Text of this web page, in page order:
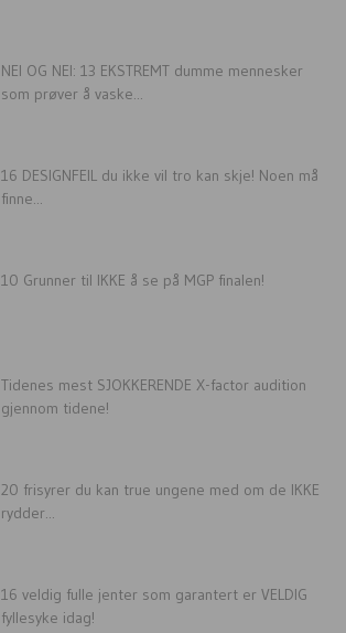
NEI OG NEI: 13 EKSTREMT dumme mennesker
som prøver å vaske...
16 DESIGNFEIL du ikke vil tro kan skje! Noen må
finne...
10 Grunner til IKKE å se på MGP finalen!
Tidenes mest SJOKKERENDE X-factor audition
gjennom tidene!
20 frisyrer du kan true ungene med om de IKKE
rydder...
16 veldig fulle jenter som garantert er VELDIG
fyllesyke idag!